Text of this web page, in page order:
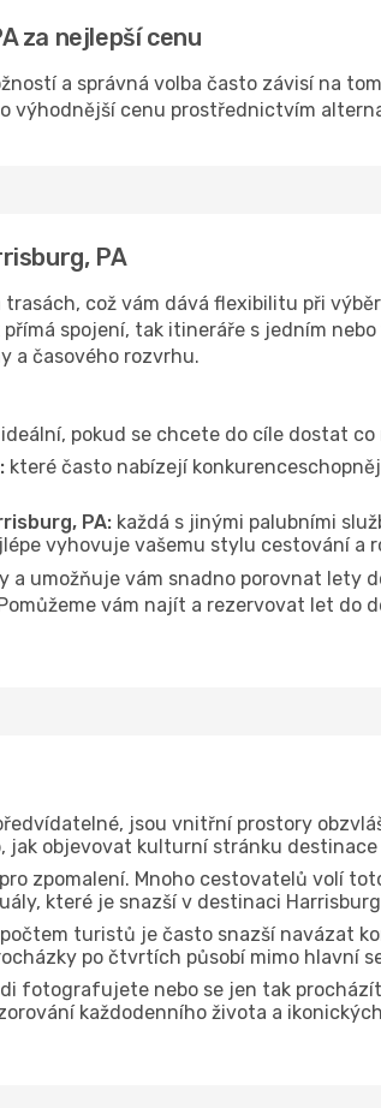
za nejlepší cenu
a správná volba často závisí na
výhodnější cenu prostřednictvím
PA
což vám dává flexibilitu při
spojení, tak itineráře s jedním
a časového rozvrhu.
ideální, pokud se chcete do cíle dostat
které často nabízejí
PA: každá s jinými palubními
vyhovuje vašemu stylu cestování a
umožňuje vám snadno porovnat lety
vám najít a rezervovat let do
jsou vnitřní prostory
objevovat kulturní stránku destinace
zpomalení. Mnoho cestovatelů volí
které je snazší v destinaci
turistů je často snazší navázat
po čtvrtích působí mimo hlavní
fotografujete nebo se jen tak
každodenního života a